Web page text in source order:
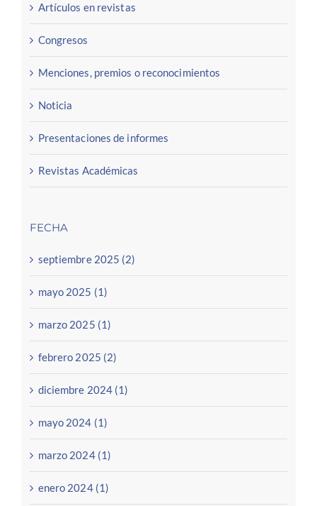
Artículos en revistas
Congresos
Menciones, premios o reconocimientos
Noticia
Presentaciones de informes
Revistas Académicas
FECHA
septiembre 2025 (2)
mayo 2025 (1)
marzo 2025 (1)
febrero 2025 (2)
diciembre 2024 (1)
mayo 2024 (1)
marzo 2024 (1)
enero 2024 (1)